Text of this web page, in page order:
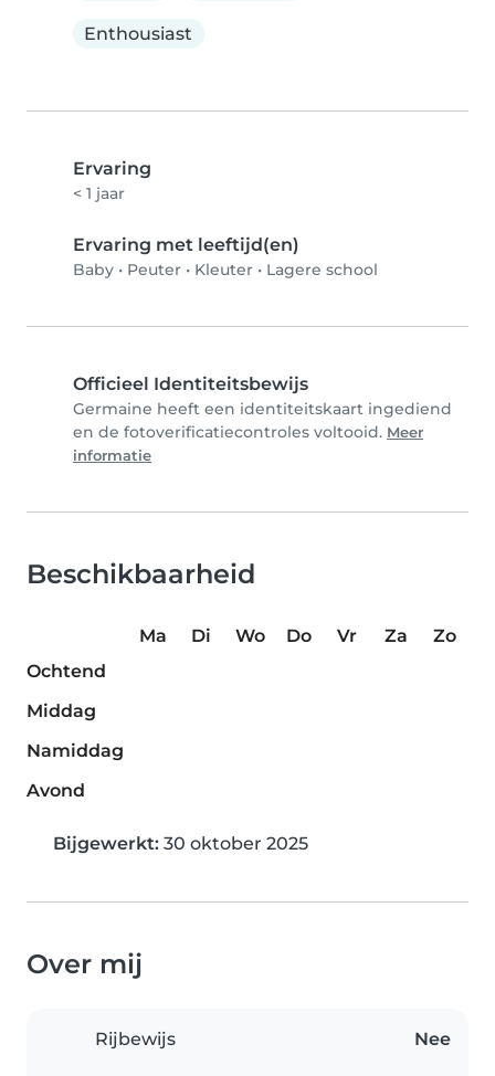
Enthousiast
Ervaring
< 1 jaar
Ervaring met leeftijd(en)
Baby • Peuter • Kleuter • Lagere school
Officieel Identiteitsbewijs
Germaine heeft een identiteitskaart ingediend
en de fotoverificatiecontroles voltooid. Meer
informatie
Beschikbaarheid
Ma Di Wo Do Vr Za
Zo
Ochtend
Middag
Namiddag
Avond
Bijgewerkt: 30 oktober 2025
Over mij
Rijbewijs Nee